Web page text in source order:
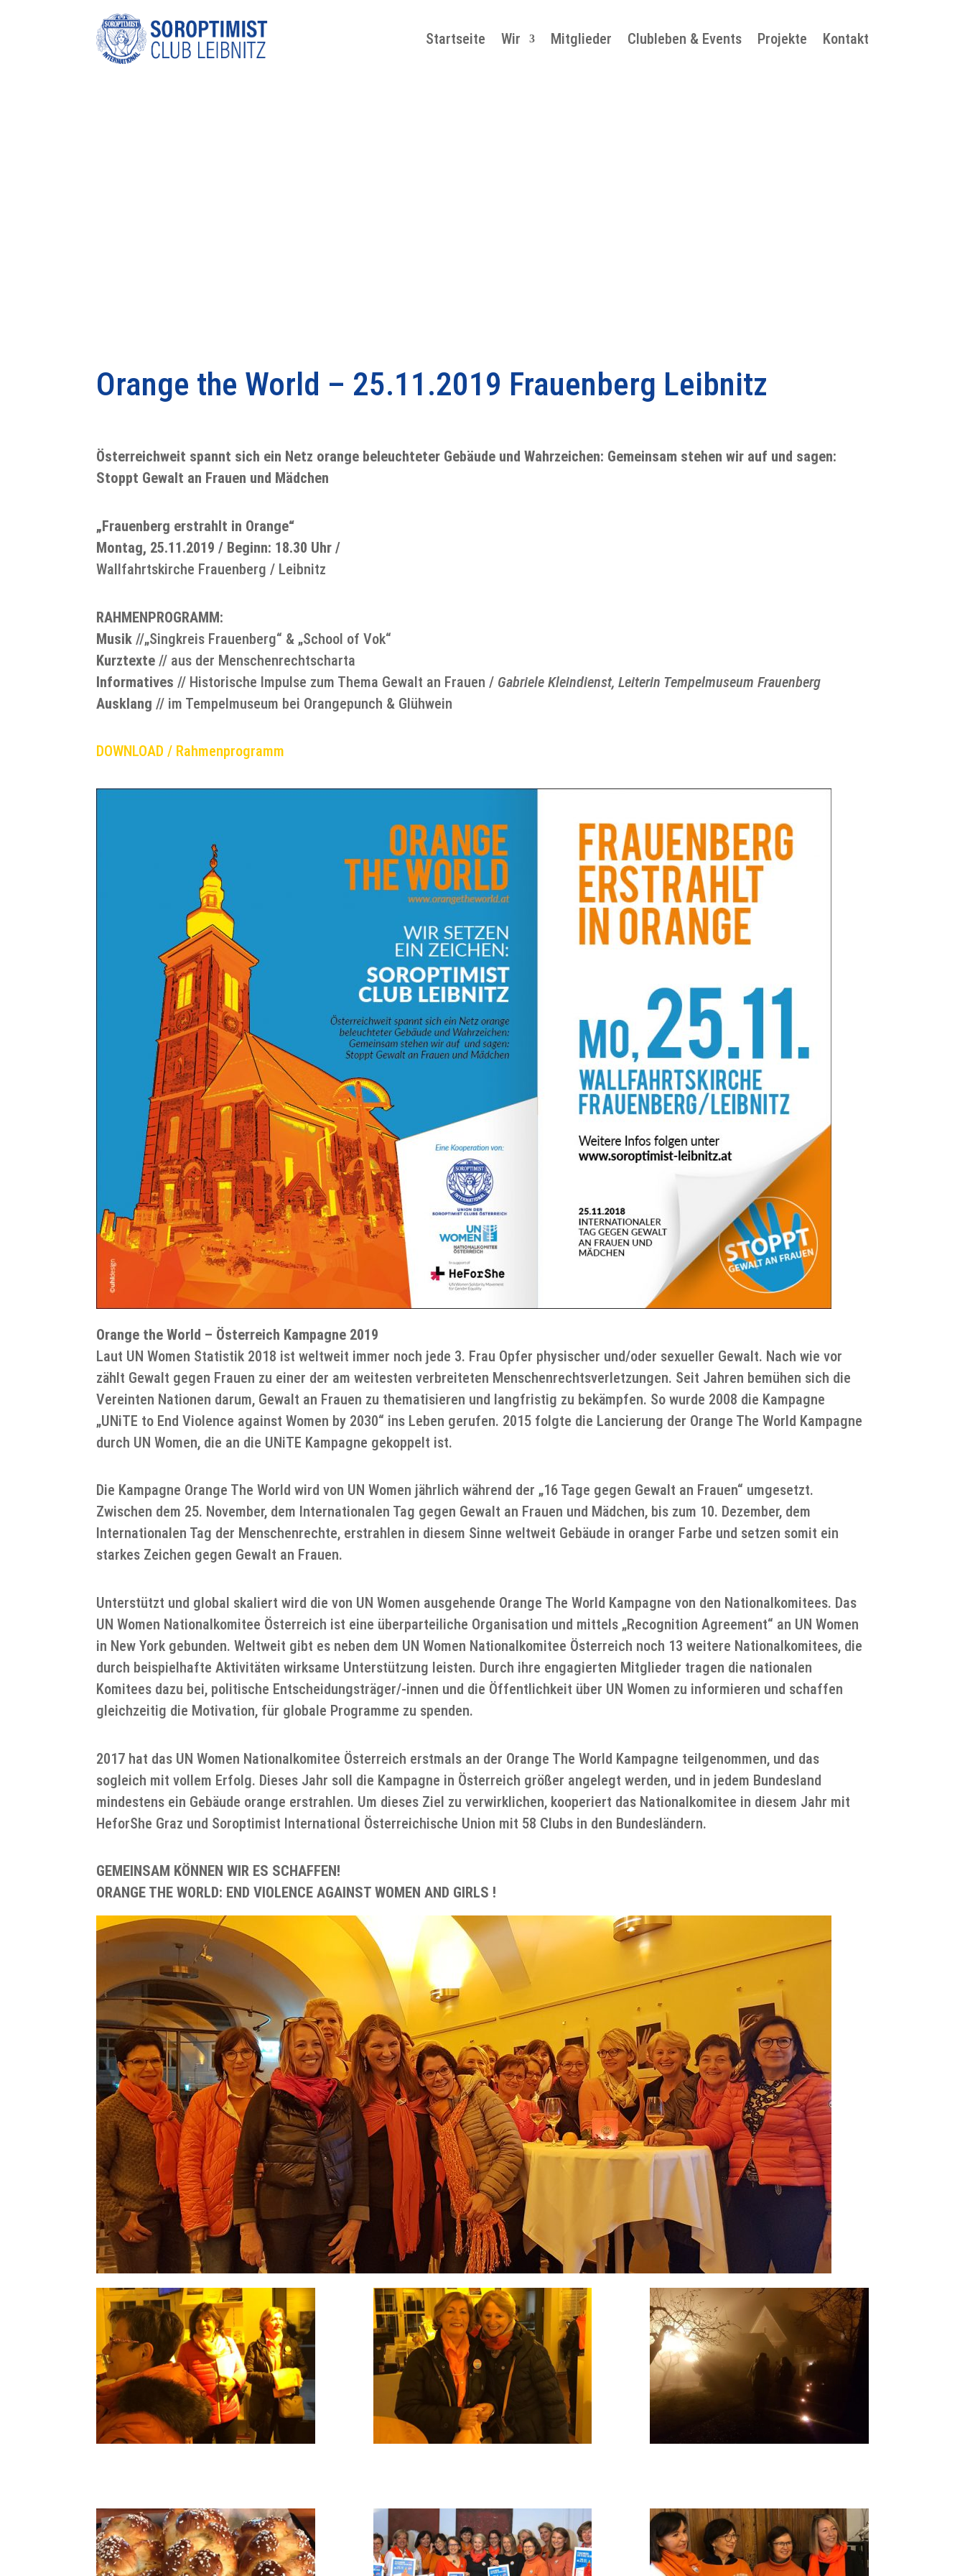
Startseite Wir Mitglieder Clubleben & Events Projekte Kontakt
Orange the World – 25.11.2019 Frauenberg Leibnitz
Österreichweit spannt sich ein Netz orange beleuchteter Gebäude und Wahrzeichen: Gemeinsam stehen wir auf und sagen:
Stoppt Gewalt an Frauen und Mädchen
„Frauenberg erstrahlt in Orange“
Montag, 25.11.2019 / Beginn: 18.30 Uhr /
Wallfahrtskirche Frauenberg / Leibnitz
RAHMENPROGRAMM:
Musik //„Singkreis Frauenberg“ & „School of Vok“
Kurztexte // aus der Menschenrechtscharta
Informatives // Historische Impulse zum Thema Gewalt an Frauen / Gabriele Kleindienst, Leiterin Tempelmuseum Frauenberg
Ausklang // im Tempelmuseum bei Orangepunch & Glühwein
DOWNLOAD / Rahmenprogramm
Orange the World – Österreich Kampagne 2019
Laut UN Women Statistik 2018 ist weltweit immer noch jede 3. Frau Opfer physischer und/oder sexueller Gewalt. Nach wie vor
zählt Gewalt gegen Frauen zu einer der am weitesten verbreiteten Menschenrechtsverletzungen. Seit Jahren bemühen sich die
Vereinten Nationen darum, Gewalt an Frauen zu thematisieren und langfristig zu bekämpfen. So wurde 2008 die Kampagne
„UNiTE to End Violence against Women by 2030“ ins Leben gerufen. 2015 folgte die Lancierung der Orange The World Kampagne
durch UN Women, die an die UNiTE Kampagne gekoppelt ist.
Die Kampagne Orange The World wird von UN Women jährlich während der „16 Tage gegen Gewalt an Frauen“ umgesetzt.
Zwischen dem 25. November, dem Internationalen Tag gegen Gewalt an Frauen und Mädchen, bis zum 10. Dezember, dem
Internationalen Tag der Menschenrechte, erstrahlen in diesem Sinne weltweit Gebäude in oranger Farbe und setzen somit ein
starkes Zeichen gegen Gewalt an Frauen.
Unterstützt und global skaliert wird die von UN Women ausgehende Orange The World Kampagne von den Nationalkomitees. Das
UN Women Nationalkomitee Österreich ist eine überparteiliche Organisation und mittels „Recognition Agreement“ an UN Women
in New York gebunden. Weltweit gibt es neben dem UN Women Nationalkomitee Österreich noch 13 weitere Nationalkomitees, die
durch beispielhafte Aktivitäten wirksame Unterstützung leisten. Durch ihre engagierten Mitglieder tragen die nationalen
Komitees dazu bei, politische Entscheidungsträger/-innen und die Öffentlichkeit über UN Women zu informieren und schaffen
gleichzeitig die Motivation, für globale Programme zu spenden.
2017 hat das UN Women Nationalkomitee Österreich erstmals an der Orange The World Kampagne teilgenommen, und das
sogleich mit vollem Erfolg. Dieses Jahr soll die Kampagne in Österreich größer angelegt werden, und in jedem Bundesland
mindestens ein Gebäude orange erstrahlen. Um dieses Ziel zu verwirklichen, kooperiert das Nationalkomitee in diesem Jahr mit
HeforShe Graz und Soroptimist International Österreichische Union mit 58 Clubs in den Bundesländern.
GEMEINSAM KÖNNEN WIR ES SCHAFFEN!
ORANGE THE WORLD: END VIOLENCE AGAINST WOMEN AND GIRLS !